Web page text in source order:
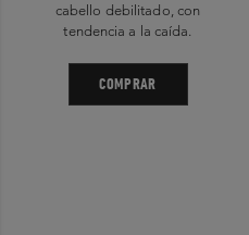
cabello debilitado, con
tendencia a la caída.
COMPRAR